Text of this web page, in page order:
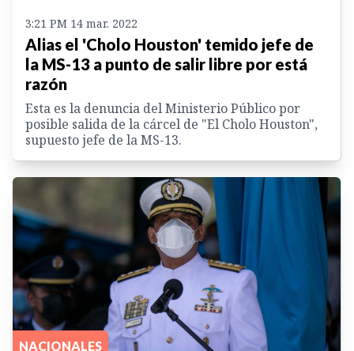
3:21 PM 14 mar. 2022
Alias el 'Cholo Houston' temido jefe de
la MS-13 a punto de salir libre por está
razón
Esta es la denuncia del Ministerio Público por
posible salida de la cárcel de "El Cholo Houston",
supuesto jefe de la MS-13.
NACIONALES